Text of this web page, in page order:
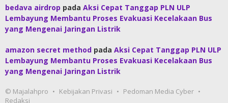
bedava airdrop pada Aksi Cepat Tanggap PLN ULP
Lembayung Membantu Proses Evakuasi Kecelakaan Bus
yang Mengenai Jaringan Listrik
amazon secret method pada Aksi Cepat Tanggap PLN ULP
Lembayung Membantu Proses Evakuasi Kecelakaan Bus
yang Mengenai Jaringan Listrik
© Majalahpro Kebijakan Privasi
Pedoman Media Cyber
Redaksi